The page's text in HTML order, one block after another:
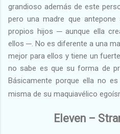
grandioso además de este
pero una madre que
propios hijos ─ aunque ella
ellos ─. No es diferente a una
mejor para ellos y tiene un
no sabe es que su forma de
Básicamente porque ella no
misma de su maquiavélico
Eleven –